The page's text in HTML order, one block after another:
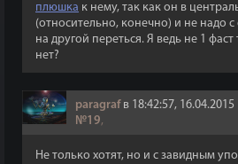
плюшка к нему, так как он в
(относительно, конечно) и не надо
на другой переться. Я ведь не 1
нет?
paragrafв 18:42:57, 16.04.2015
№19,
Не только хотят, но и с завидным